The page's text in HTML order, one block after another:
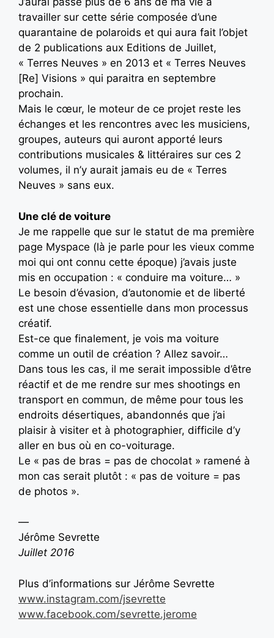
travailler sur cette série composée d’une
quarantaine de polaroids et qui aura fait l’objet
de 2 publications aux Editions de Juillet,
« Terres Neuves » en 2013 et « Terres Neuves
[Re] Visions » qui paraitra en septembre
prochain.
Mais le cœur, le moteur de ce projet reste les
échanges et les rencontres avec les musiciens,
groupes, auteurs qui auront apporté leurs
contributions musicales & littéraires sur ces 2
volumes, il n’y aurait jamais eu de « Terres
Neuves » sans eux.
Une clé de voiture
Je me rappelle que sur le statut de ma première
page Myspace (là je parle pour les vieux comme
moi qui ont connu cette époque) j’avais juste
mis en occupation : « conduire ma voiture… »
Le besoin d’évasion, d’autonomie et de liberté
est une chose essentielle dans mon processus
créatif.
Est-ce que finalement, je vois ma voiture
comme un outil de création ? Allez savoir…
Dans tous les cas, il me serait impossible d’être
réactif et de me rendre sur mes shootings en
transport en commun, de même pour tous les
endroits désertiques, abandonnés que j’ai
plaisir à visiter et à photographier, difficile d’y
aller en bus où en co-voiturage.
Le « pas de bras = pas de chocolat » ramené à
mon cas serait plutôt : « pas de voiture = pas
de photos ».
—
Jérôme Sevrette
Juillet 2016
Plus d’informations sur Jérôme Sevrette
www.instagram.com/jsevrette
www.facebook.com/sevrette.jerome